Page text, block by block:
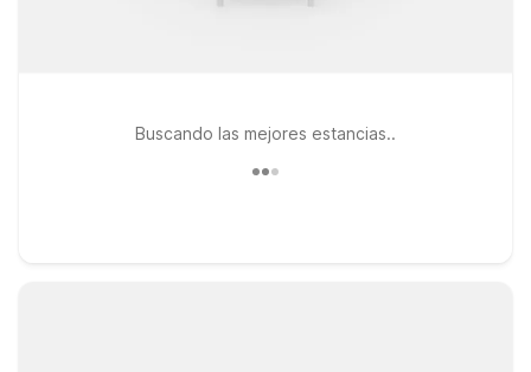
Buscando las mejores estancias..